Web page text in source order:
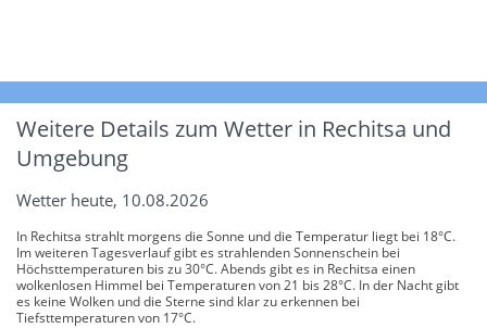
Weitere Details zum Wetter in Rechitsa und
Umgebung
Wetter heute, 10.08.2026
In Rechitsa strahlt morgens die Sonne und die Temperatur liegt bei 18°C.
Im weiteren Tagesverlauf gibt es strahlenden Sonnenschein bei
Höchsttemperaturen bis zu 30°C. Abends gibt es in Rechitsa einen
wolkenlosen Himmel bei Temperaturen von 21 bis 28°C. In der Nacht gibt
es keine Wolken und die Sterne sind klar zu erkennen bei
Tiefsttemperaturen von 17°C.